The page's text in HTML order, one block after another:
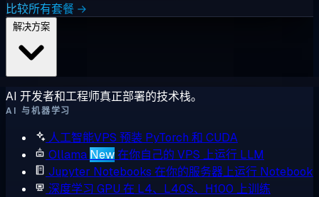
比较所有套餐 →
AI 开发者和工程师真正部署的技术栈。
AI 与机器学习
人工智能VPS 预装 PyTorch 和 CUDA
Ollama New在你自己的 VPS 上运行 LLM
Jupyter Notebooks 在你的服务器上运行 Notebook
深度学习 GPU 在 L4、L40S、H100 上训练